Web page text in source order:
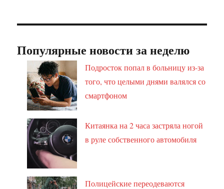
Популярные новости за неделю
Подросток попал в больницу из-за
того, что целыми днями валялся со
смартфоном
Китаянка на 2 часа застряла ногой
в руле собственного автомобиля
Полицейские переодеваются